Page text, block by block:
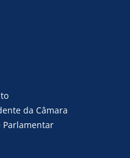
da Câmara
Parlamentar